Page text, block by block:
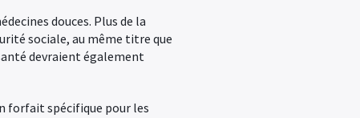
douces. Plus de la
sociale, au même titre que
devraient également
forfait spécifique pour les